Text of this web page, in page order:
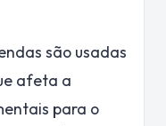
são usadas
afeta a
para o